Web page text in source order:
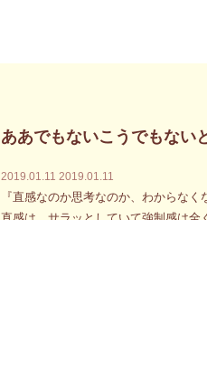
ああでもないこうでもない
2019.01.11 2019.01.11
『直感なのか思考なのか、わからな
直感は、サラッとしていて強制感は全